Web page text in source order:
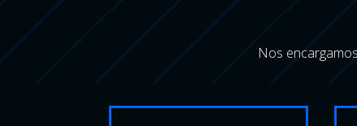
Nos